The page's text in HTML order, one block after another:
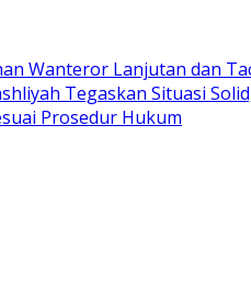
Wanteror Lanjutan dan
Tegaskan Situasi
Prosedur Hukum